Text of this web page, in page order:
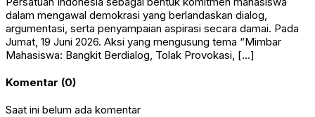
dalam mengawal demokrasi yang berlandaskan dialog,
argumentasi, serta penyampaian aspirasi secara damai. Pada
Jumat, 19 Juni 2026. Aksi yang mengusung tema “Mimbar
Mahasiswa: Bangkit Berdialog, Tolak Provokasi, […]
Komentar (0)
Saat ini belum ada komentar